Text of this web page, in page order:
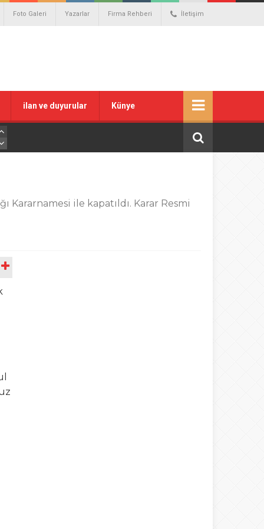
Foto Galeri Yazarlar Firma Rehberi İletişim
ilan ve duyurular Künye
ile kapatıldı. Karar Resmi